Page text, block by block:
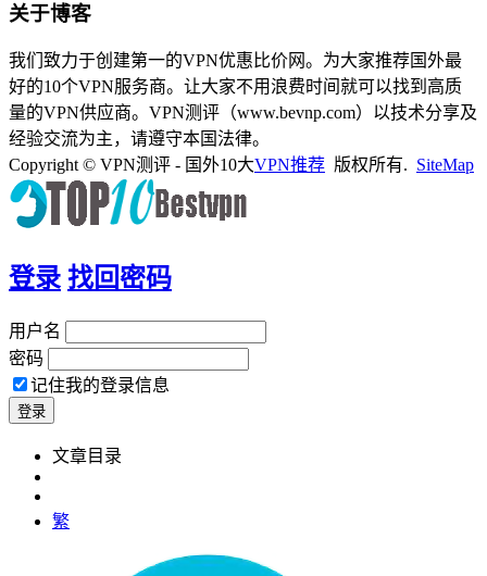
关于博客
我们致力于创建第一的VPN优惠比价网。为大家推荐国外最
好的10个VPN服务商。让大家不用浪费时间就可以找到高质
量的VPN供应商。VPN测评（www.bevnp.com）以技术分享及
经验交流为主，请遵守本国法律。
Copyright © VPN测评 - 国外10大VPN推荐 版权所有. SiteMap
登录 找回密码
用户名
密码
记住我的登录信息
文章目录
繁